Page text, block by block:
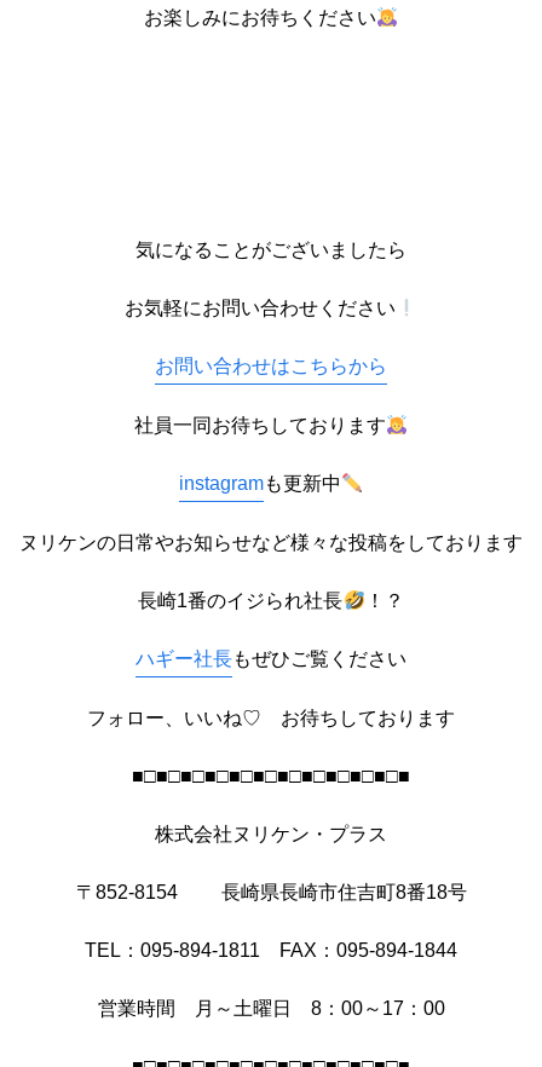
お楽しみにお待ちください
気になることがございましたら
お気軽にお問い合わせください
お問い合わせはこちらから
社員一同お待ちしております
instagramも更新中
ヌリケンの日常やお知らせなど様々な投稿をしております
長崎1番のイジられ社長 ！？
ハギー社長もぜひご覧ください
フォロー、いいね♡ お待ちしております
■□■□■□■□■□■□■□■□■□■□■□■
株式会社ヌリケン・プラス
〒852-8154 長崎県長崎市住吉町8番18号
TEL：095-894-1811 FAX：095-894-1844
営業時間 月～土曜日 8：00～17：00